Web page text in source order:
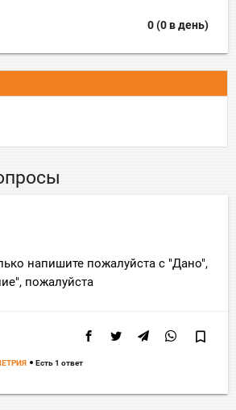
0 (0 в день)
напишите пожалуйста с "Дано",
пожалуйста
bookmark_border
Есть 1 ответ